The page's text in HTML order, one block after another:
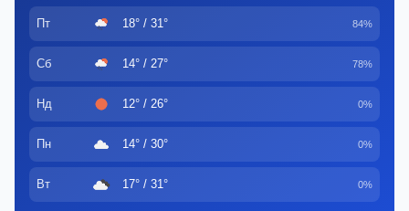
Пт 18° / 31° 84%
Сб 14° / 27° 78%
Нд 12° / 26° 0%
Пн 14° / 30° 0%
Вт 17° / 31° 0%